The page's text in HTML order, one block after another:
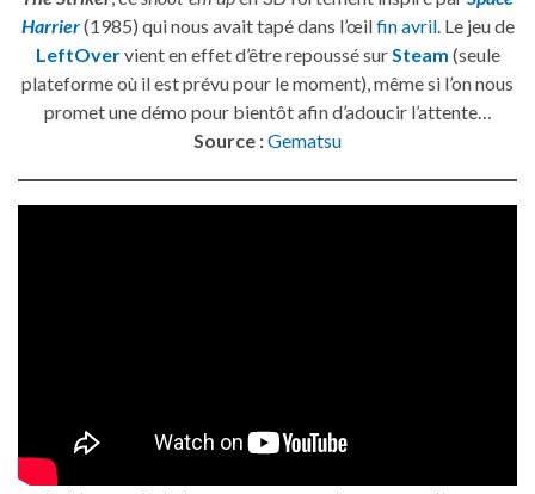
Harrier(1985) qui nous avait tapé dans l’œilfin avril. Le jeu de
LeftOvervient en effet d’être repoussé surSteam (seule
plateforme où il est prévu pour le moment), même si l’on nous
promet une démo pour bientôt afin d’adoucir l’attente…
Source :Gematsu